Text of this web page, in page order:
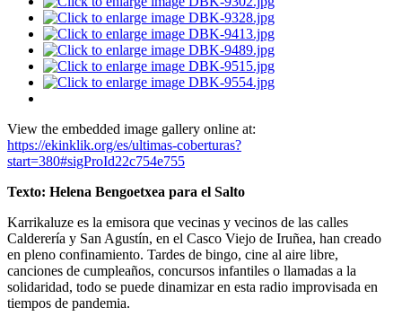
View the embedded image gallery online at:
https://ekinklik.org/es/ultimas-coberturas?
start=380#sigProId22c754e755
Texto: Helena Bengoetxea para el Salto
Karrikaluze es la emisora que vecinas y vecinos de las calles
Calderería y San Agustín, en el Casco Viejo de Iruñea, han creado
en pleno confinamiento. Tardes de bingo, cine al aire libre,
canciones de cumpleaños, concursos infantiles o llamadas a la
solidaridad, todo se puede dinamizar en esta radio improvisada en
tiempos de pandemia.